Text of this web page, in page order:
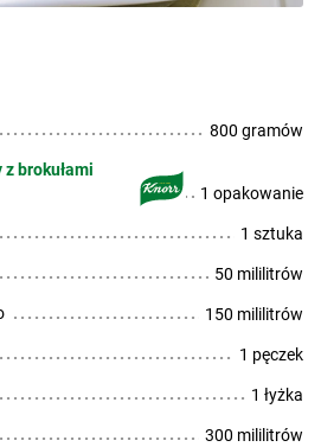
800 gramów
brokułami
1 opakowanie
1 sztuka
50 mililitrów
150 mililitrów
1 pęczek
1 łyżka
300 mililitrów